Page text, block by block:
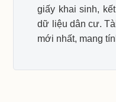
giấy khai sinh,
dữ liệu dân cư.
mới nhất, mang